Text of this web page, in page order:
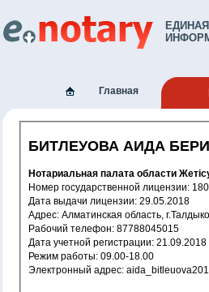
Главная
БИТЛЕУОВА АИДА
Нотариальная палата области
Номер
Дата выдачи лицензии: 29.05.2018
Адрес: Алматинская область,
Рабочий телефон: 87788045015
Дата учетной
Режим работы: 09.00-18.00
Электронный адрес: